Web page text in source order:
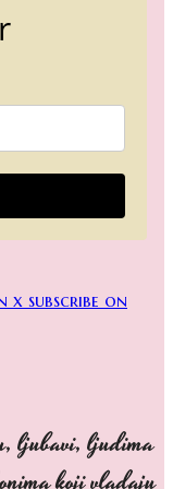
x subscribe on
ljubavi, ljudima